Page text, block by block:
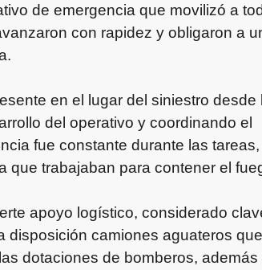
de emergencia que movilizó a
con rapidez y obligaron a
en el lugar del siniestro desde
del operativo y coordinando el
fue constante durante las
que trabajaban para contener el
apoyo logístico, considerado
disposición camiones aguateros
dotaciones de bomberos,